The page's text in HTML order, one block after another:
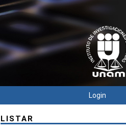
Login
LISTAR